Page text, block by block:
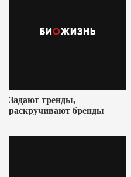
Задают тренды,
раскручивают бренды